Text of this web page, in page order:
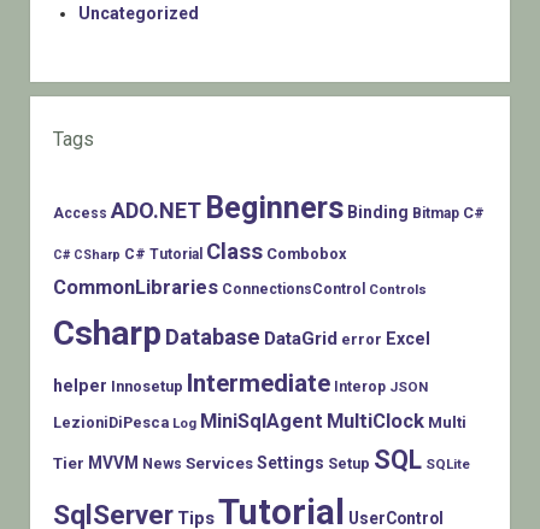
Uncategorized
Tags
Access ADO.NET Beginners Binding Bitmap C#
C# CSharp C# Tutorial Class Combobox
CommonLibraries ConnectionsControl Controls
Csharp Database DataGrid error Excel
helper Innosetup Intermediate Interop JSON
LezioniDiPesca Log MiniSqlAgent MultiClock Multi
Tier MVVM News Services Settings Setup SQL SQLite
SqlServer TipsTutorial UserControl